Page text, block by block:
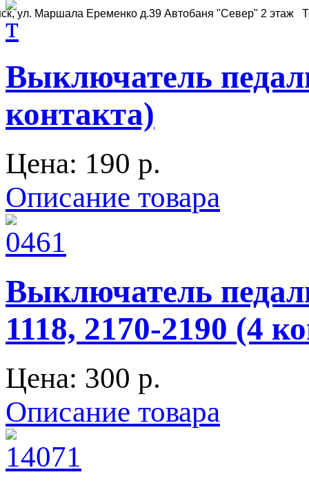
ул. Маршала Еременко д.39 Автобаня "Север" 2 этаж
Выключатель
контакта)
Цена: 190 p.
Описание товара
Выключатель
1118, 2170-2190 (4
Цена: 300 p.
Описание товара